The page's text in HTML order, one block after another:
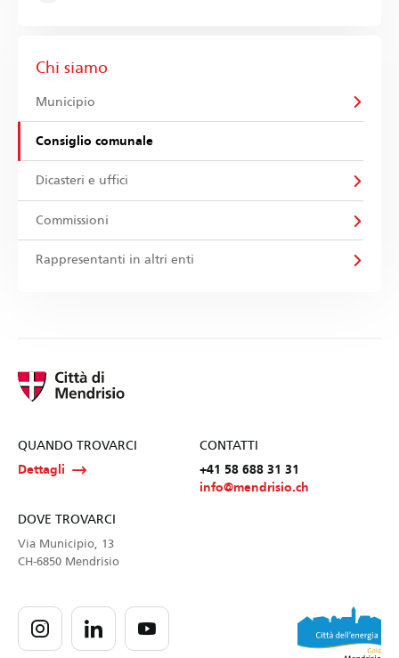
Chi siamo
Municipio
Consiglio comunale
Dicasteri e uffici
Commissioni
Rappresentanti in altri enti
QUANDO TROVARCI
Dettagli
CONTATTI
+41 58 688 31 31
info@mendrisio.ch
DOVE TROVARCI
Via Municipio, 13
CH-6850 Mendrisio